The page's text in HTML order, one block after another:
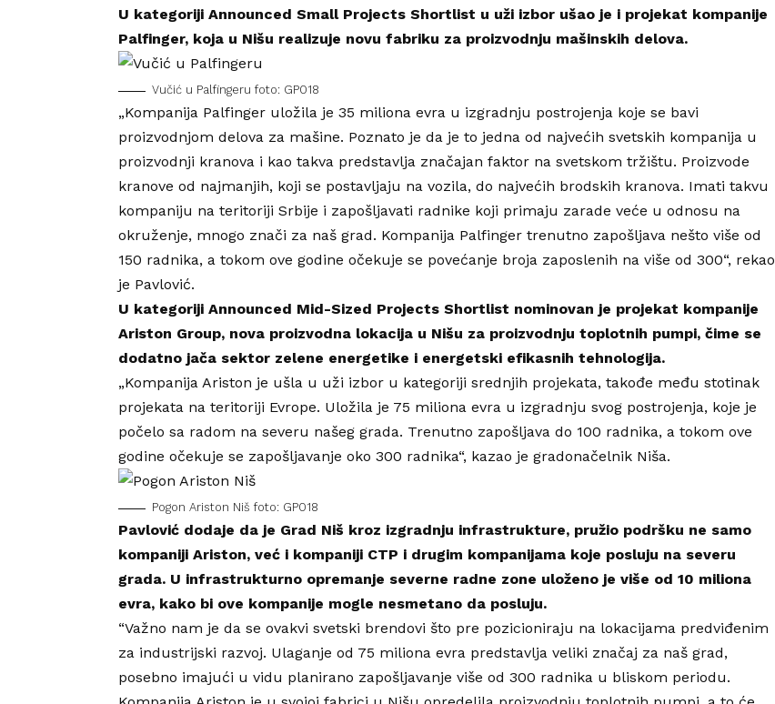
U kategoriji Announced Small Projects Shortlist u uži izbor ušao je i projekat kompanije
Palfinger, koja u Nišu realizuje novu fabriku za proizvodnju mašinskih delova.
Vučić u Palfingeru foto: GP018
„Kompanija Palfinger uložila je 35 miliona evra u izgradnju postrojenja koje se bavi
proizvodnjom delova za mašine. Poznato je da je to jedna od najvećih svetskih kompanija u
proizvodnji kranova i kao takva predstavlja značajan faktor na svetskom tržištu. Proizvode
kranove od najmanjih, koji se postavljaju na vozila, do najvećih brodskih kranova. Imati takvu
kompaniju na teritoriji Srbije i zapošljavati radnike koji primaju zarade veće u odnosu na
okruženje, mnogo znači za naš grad. Kompanija Palfinger trenutno zapošljava nešto više od
150 radnika, a tokom ove godine očekuje se povećanje broja zaposlenih na više od 300“, rekao
je Pavlović.
U kategoriji Announced Mid-Sized Projects Shortlist nominovan je projekat kompanije
Ariston Group, nova proizvodna lokacija u Nišu za proizvodnju toplotnih pumpi, čime se
dodatno jača sektor zelene energetike i energetski efikasnih tehnologija.
„Kompanija Ariston je ušla u uži izbor u kategoriji srednjih projekata, takođe među stotinak
projekata na teritoriji Evrope. Uložila je 75 miliona evra u izgradnju svog postrojenja, koje je
počelo sa radom na severu našeg grada. Trenutno zapošljava do 100 radnika, a tokom ove
godine očekuje se zapošljavanje oko 300 radnika“, kazao je gradonačelnik Niša.
Pogon Ariston Niš foto: GP018
Pavlović dodaje da je Grad Niš kroz izgradnju infrastrukture, pružio podršku ne samo
kompaniji Ariston, već i kompaniji CTP i drugim kompanijama koje posluju na severu
grada. U infrastrukturno opremanje severne radne zone uloženo je više od 10 miliona
evra, kako bi ove kompanije mogle nesmetano da posluju.
“Važno nam je da se ovakvi svetski brendovi što pre pozicioniraju na lokacijama predviđenim
za industrijski razvoj. Ulaganje od 75 miliona evra predstavlja veliki značaj za naš grad,
posebno imajući u vidu planirano zapošljavanje više od 300 radnika u bliskom periodu.